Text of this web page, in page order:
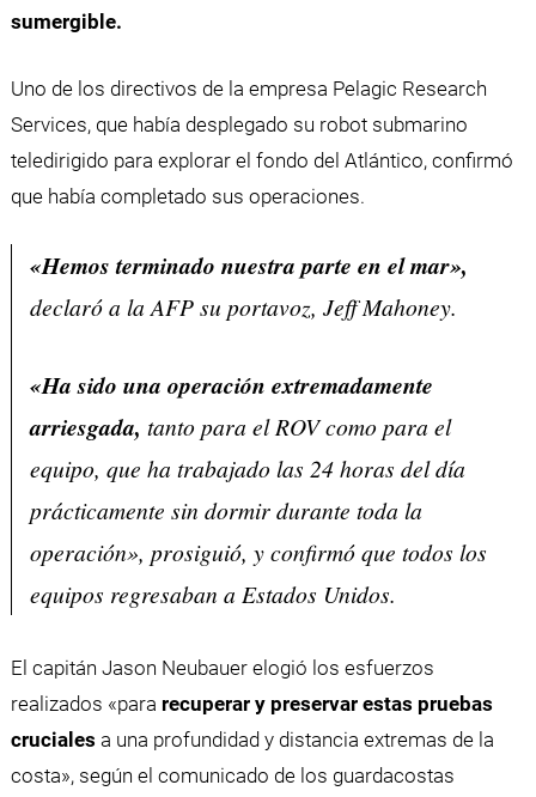
sumergible.
Uno de los directivos de la empresa Pelagic Research
Services, que había desplegado su robot submarino
teledirigido para explorar el fondo del Atlántico, confirmó
que había completado sus operaciones.
«Hemos terminado nuestra parte en el mar»,
declaró a la AFP su portavoz, Jeff Mahoney.
«Ha sido una operación extremadamente
arriesgada, tanto para el ROV como para el
equipo, que ha trabajado las 24 horas del día
prácticamente sin dormir durante toda la
operación», prosiguió, y confirmó que todos los
equipos regresaban a Estados Unidos.
El capitán Jason Neubauer elogió los esfuerzos
realizados «para recuperar y preservar estas pruebas
cruciales a una profundidad y distancia extremas de la
costa», según el comunicado de los guardacostas